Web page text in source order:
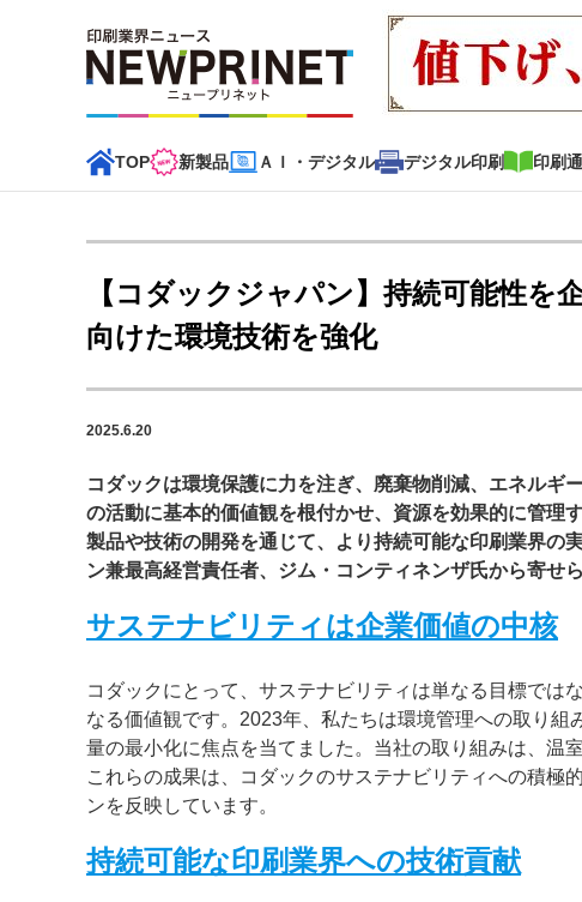
TOP 新製品 ＡＩ・デジタル デジタル印刷 印刷
インデックス
TOP 新着記事 特集記事 動画コンテンツ
カテゴリー一覧
特集記事カテゴリー一覧
2022 見える化・MIS特集 特集・デジタル印刷 アイデアで勝
特集・デジタル印刷 ～ 新成長軌道を描く
案内
発刊案内 JFPI印刷用語集 印刷機材年鑑
運営
会社案内 購読・購入申し込み サイトポリシー
【コダックジャパン】持続可能性
向けた環境技術を強化
2025.6.20
コダックは環境保護に力を注ぎ、廃棄物削減、エネルギ
の活動に基本的価値観を根付かせ、資源を効果的に管理
製品や技術の開発を通じて、より持続可能な印刷業界の
ン兼最高経営責任者、ジム・コンティネンザ氏から寄せ
サステナビリティは企業価値の中核
コダックにとって、サステナビリティは単なる目標では
なる価値観です。2023年、私たちは環境管理への取り
量の最小化に焦点を当てました。当社の取り組みは、温
これらの成果は、コダックのサステナビリティへの積極
ンを反映しています。
持続可能な印刷業界への技術貢献